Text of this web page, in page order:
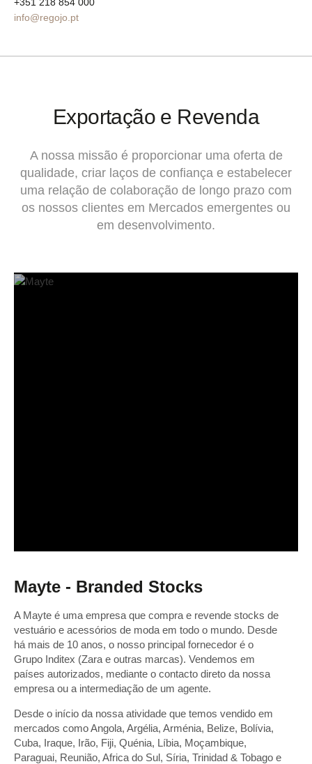
info@regojo.pt
Exportação e Revenda
A nossa missão é proporcionar uma oferta de
qualidade, criar laços de confiança e estabelecer
uma relação de colaboração de longo prazo com
os nossos clientes em Mercados emergentes ou
em desenvolvimento.
Mayte - Branded Stocks
A Mayte é uma empresa que compra e revende stocks de
vestuário e acessórios de moda em todo o mundo. Desde
há mais de 10 anos, o nosso principal fornecedor é o
Grupo Inditex (Zara e outras marcas). Vendemos em
países autorizados, mediante o contacto direto da nossa
empresa ou a intermediação de um agente.
Desde o início da nossa atividade que temos vendido em
mercados como Angola, Argélia, Arménia, Belize, Bolívia,
Cuba, Iraque, Irão, Fiji, Quénia, Líbia, Moçambique,
Paraguai, Reunião, Africa do Sul, Síria, Trinidad & Tobago e